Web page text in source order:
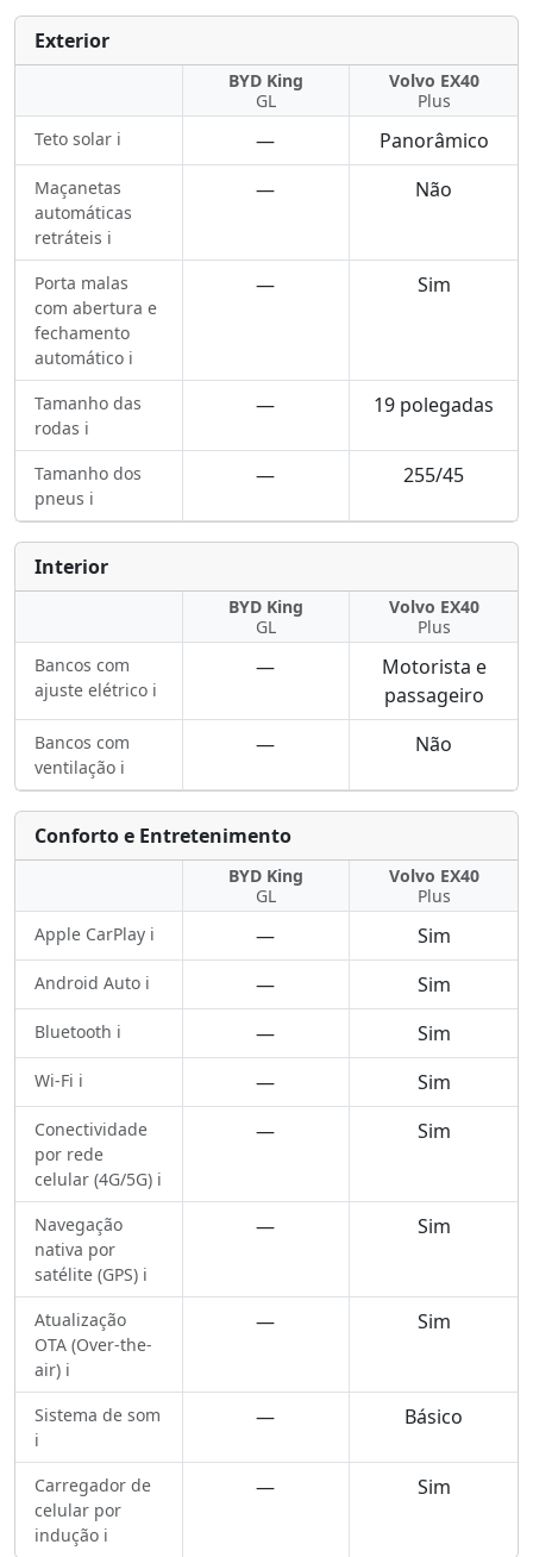
Exterior
BYD King
GL
Volvo EX40
Plus
Teto solar ℹ️
— Panorâmico
Maçanetas
automáticas
retráteis ℹ️
— Não
Porta malas
com abertura e
fechamento
automático ℹ️
— Sim
Tamanho das
rodas ℹ️
— 19 polegadas
Tamanho dos
pneus ℹ️
— 255/45
Interior
BYD King
GL
Volvo EX40
Plus
Bancos com
ajuste elétrico ℹ️
—
Motorista e
passageiro
Bancos com
ventilação ℹ️
— Não
Conforto e Entretenimento
BYD King
GL
Volvo EX40
Plus
Apple CarPlay ℹ️
— Sim
Android Auto ℹ️ — Sim
Bluetooth ℹ️ — Sim
Wi-Fi ℹ️ — Sim
Conectividade
por rede
celular (4G/5G) ℹ️
— Sim
Navegação
nativa por
satélite (GPS) ℹ️
— Sim
Atualização
OTA (Over-the-
air) ℹ️
— Sim
Sistema de som
ℹ️
— Básico
Carregador de
celular por
indução ℹ️
— Sim